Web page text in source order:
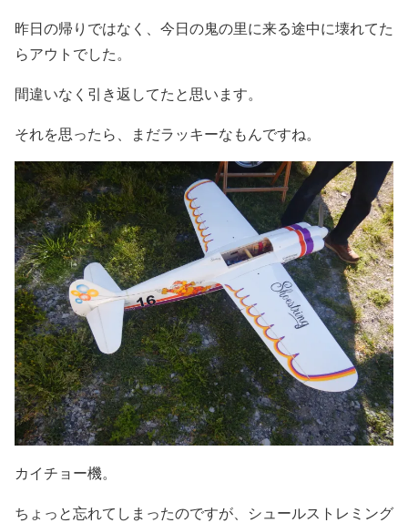
昨日の帰りではなく、今日の鬼の里に来る途中に壊れてた
らアウトでした。
間違いなく引き返してたと思います。
それを思ったら、まだラッキーなもんですね。
カイチョー機。
ちょっと忘れてしまったのですが、シュールストレミング